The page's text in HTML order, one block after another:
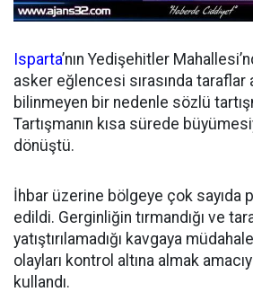
Isparta’nın Yedişehitler
asker eğlencesi sırasında taraflar
bilinmeyen bir nedenle sözlü
Tartışmanın kısa sürede
dönüştü.
İhbar üzerine bölgeye çok sayıda
edildi. Gerginliğin tırmandığı ve
yatıştırılamadığı kavgaya
olayları kontrol altına almak
kullandı.